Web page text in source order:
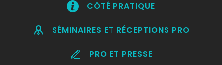
CÔTÉ PRATIQUE
SÉMINAIRES ET RÉCEPTIONS PRO
PRO ET PRESSE